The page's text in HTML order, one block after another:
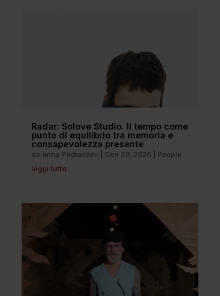
Radar: Solove Studio. Il tempo come
punto di equilibrio tra memoria e
consapevolezza presente
da Anna Pedrazzini Gen 29, 2026
People
leggi tutto